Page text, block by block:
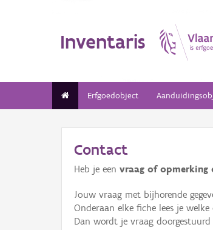
Inventaris
Erfgoedobject
Contact
Heb je een vraag of opmerking
Jouw vraag met bijhorende
Onderaan elke fiche lees je
Dan wordt je vraag